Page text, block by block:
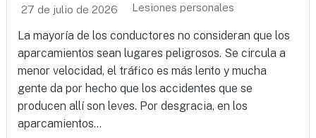
27 de julio de 2026 Lesiones personales
La mayoría de los conductores no consideran que los
aparcamientos sean lugares peligrosos. Se circula a
menor velocidad, el tráfico es más lento y mucha
gente da por hecho que los accidentes que se
producen allí son leves. Por desgracia, en los
aparcamientos...